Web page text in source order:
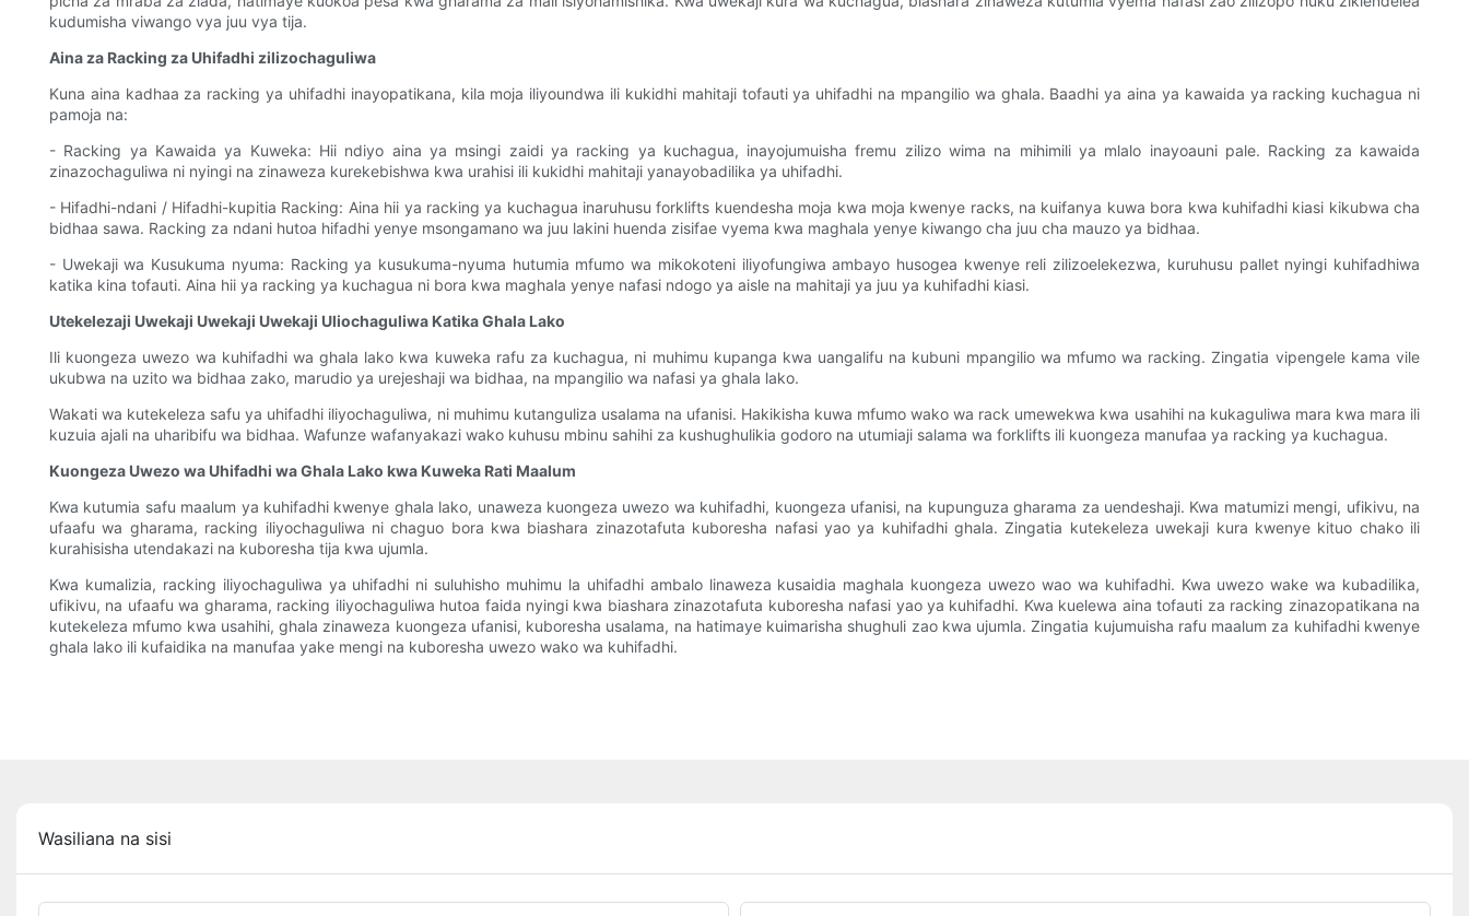
kudumisha viwango vya juu vya tija.
Aina za Racking za Uhifadhi zilizochaguliwa
Kuna aina kadhaa za racking ya uhifadhi inayopatikana, kila moja iliyoundwa ili kukidhi mahitaji tofauti ya uhifadhi na mpangilio wa ghala. Baadhi ya aina ya kawaida ya racking kuchagua ni
pamoja na:
- Racking ya Kawaida ya Kuweka: Hii ndiyo aina ya msingi zaidi ya racking ya kuchagua, inayojumuisha fremu zilizo wima na mihimili ya mlalo inayoauni pale. Racking za kawaida
zinazochaguliwa ni nyingi na zinaweza kurekebishwa kwa urahisi ili kukidhi mahitaji yanayobadilika ya uhifadhi.
- Hifadhi-ndani / Hifadhi-kupitia Racking: Aina hii ya racking ya kuchagua inaruhusu forklifts kuendesha moja kwa moja kwenye racks, na kuifanya kuwa bora kwa kuhifadhi kiasi kikubwa cha
bidhaa sawa. Racking za ndani hutoa hifadhi yenye msongamano wa juu lakini huenda zisifae vyema kwa maghala yenye kiwango cha juu cha mauzo ya bidhaa.
- Uwekaji wa Kusukuma nyuma: Racking ya kusukuma-nyuma hutumia mfumo wa mikokoteni iliyofungiwa ambayo husogea kwenye reli zilizoelekezwa, kuruhusu pallet nyingi kuhifadhiwa
katika kina tofauti. Aina hii ya racking ya kuchagua ni bora kwa maghala yenye nafasi ndogo ya aisle na mahitaji ya juu ya kuhifadhi kiasi.
Utekelezaji Uwekaji Uwekaji Uwekaji Uliochaguliwa Katika Ghala Lako
Ili kuongeza uwezo wa kuhifadhi wa ghala lako kwa kuweka rafu za kuchagua, ni muhimu kupanga kwa uangalifu na kubuni mpangilio wa mfumo wa racking. Zingatia vipengele kama vile
ukubwa na uzito wa bidhaa zako, marudio ya urejeshaji wa bidhaa, na mpangilio wa nafasi ya ghala lako.
Wakati wa kutekeleza safu ya uhifadhi iliyochaguliwa, ni muhimu kutanguliza usalama na ufanisi. Hakikisha kuwa mfumo wako wa rack umewekwa kwa usahihi na kukaguliwa mara kwa mara ili
kuzuia ajali na uharibifu wa bidhaa. Wafunze wafanyakazi wako kuhusu mbinu sahihi za kushughulikia godoro na utumiaji salama wa forklifts ili kuongeza manufaa ya racking ya kuchagua.
Kuongeza Uwezo wa Uhifadhi wa Ghala Lako kwa Kuweka Rati Maalum
Kwa kutumia safu maalum ya kuhifadhi kwenye ghala lako, unaweza kuongeza uwezo wa kuhifadhi, kuongeza ufanisi, na kupunguza gharama za uendeshaji. Kwa matumizi mengi, ufikivu, na
ufaafu wa gharama, racking iliyochaguliwa ni chaguo bora kwa biashara zinazotafuta kuboresha nafasi yao ya kuhifadhi ghala. Zingatia kutekeleza uwekaji kura kwenye kituo chako ili
kurahisisha utendakazi na kuboresha tija kwa ujumla.
Kwa kumalizia, racking iliyochaguliwa ya uhifadhi ni suluhisho muhimu la uhifadhi ambalo linaweza kusaidia maghala kuongeza uwezo wao wa kuhifadhi. Kwa uwezo wake wa kubadilika,
ufikivu, na ufaafu wa gharama, racking iliyochaguliwa hutoa faida nyingi kwa biashara zinazotafuta kuboresha nafasi yao ya kuhifadhi. Kwa kuelewa aina tofauti za racking zinazopatikana na
kutekeleza mfumo kwa usahihi, ghala zinaweza kuongeza ufanisi, kuboresha usalama, na hatimaye kuimarisha shughuli zao kwa ujumla. Zingatia kujumuisha rafu maalum za kuhifadhi kwenye
ghala lako ili kufaidika na manufaa yake mengi na kuboresha uwezo wako wa kuhifadhi.
Wasiliana na sisi